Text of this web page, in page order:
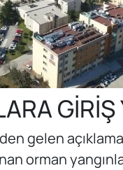
GİRİŞ
gelen
orman